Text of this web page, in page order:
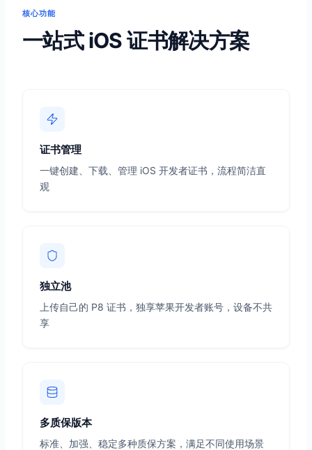
核心功能
一站式 iOS 证书解决方案
证书管理
一键创建、下载、管理 iOS 开发者证书，流程简洁直
观
独立池
上传自己的 P8 证书，独享苹果开发者账号，设备不共
享
多质保版本
标准、加强、稳定多种质保方案，满足不同使用场景